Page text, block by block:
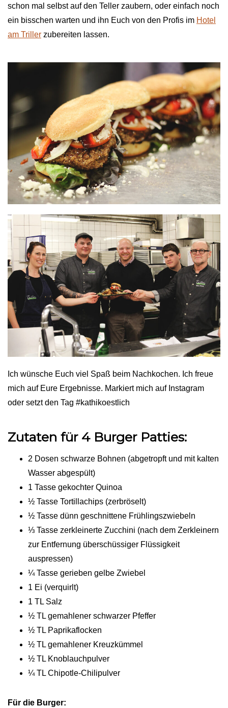
schon mal selbst auf den Teller zaubern, oder einfach noch
ein bisschen warten und ihn Euch von den Profis im Hotel
am Triller zubereiten lassen.
Ich wünsche Euch viel Spaß beim Nachkochen. Ich freue
mich auf Eure Ergebnisse. Markiert mich auf Instagram
oder setzt den Tag #kathikoestlich
Zutaten für 4 Burger Patties:
2 Dosen schwarze Bohnen (abgetropft und mit kalten
Wasser abgespült)
1 Tasse gekochter Quinoa
½ Tasse Tortillachips (zerbröselt)
½ Tasse dünn geschnittene Frühlingszwiebeln
⅓ Tasse zerkleinerte Zucchini (nach dem Zerkleinern
zur Entfernung überschüssiger Flüssigkeit
auspressen)
¼ Tasse gerieben gelbe Zwiebel
1 Ei (verquirlt)
1 TL Salz
½ TL gemahlener schwarzer Pfeffer
½ TL Paprikaflocken
½ TL gemahlener Kreuzkümmel
½ TL Knoblauchpulver
¼ TL Chipotle-Chilipulver
Für die Burger: